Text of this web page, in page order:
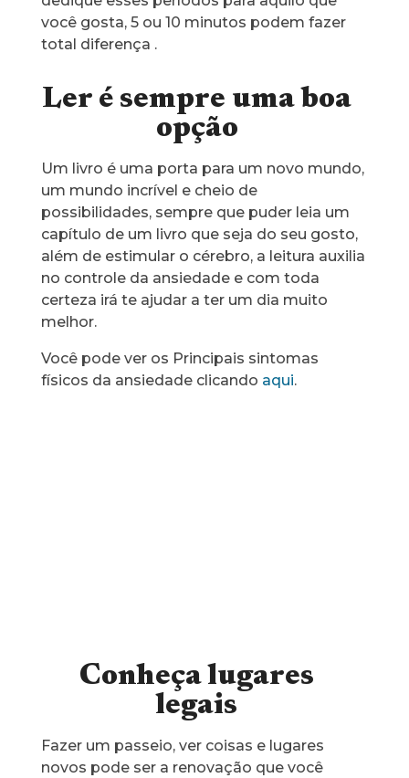
você gosta, 5 ou 10 minutos podem fazer
total diferença .
Ler é sempre uma boa
opção
Um livro é uma porta para um novo mundo,
um mundo incrível e cheio de
possibilidades, sempre que puder leia um
capítulo de um livro que seja do seu gosto,
além de estimular o cérebro, a leitura auxilia
no controle da ansiedade e com toda
certeza irá te ajudar a ter um dia muito
melhor.
Você pode ver os Principais sintomas
físicos da ansiedade clicando aqui.
Conheça lugares
legais
Fazer um passeio, ver coisas e lugares
novos pode ser a renovação que você